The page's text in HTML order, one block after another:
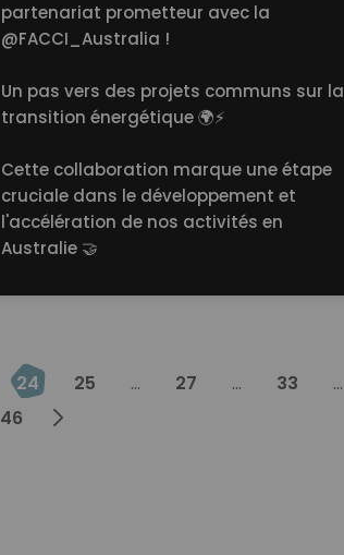
partenariat prometteur avec la
@FACCI_Australia !
Un pas vers des projets communs sur la
transition énergétique 🌍⚡
Cette collaboration marque une étape
cruciale dans le développement et
l'accélération de nos activités en
Australie 🤝
24 25 ... 27 ... 33
...
46 Next